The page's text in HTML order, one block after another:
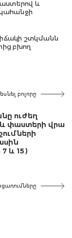
և
շտկմանն
բխող
բոլորը
ուժեղ
փաստերի վրա
և 15)